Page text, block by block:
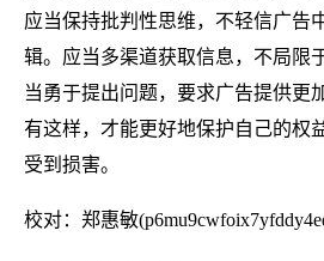
应当保持批判性思维，不轻信广告
辑。应当多渠道获取信息，不局限
当勇于提出问题，要求广告提供更
有这样，才能更好地保护自己的权
受到损害。
校对：郑惠敏